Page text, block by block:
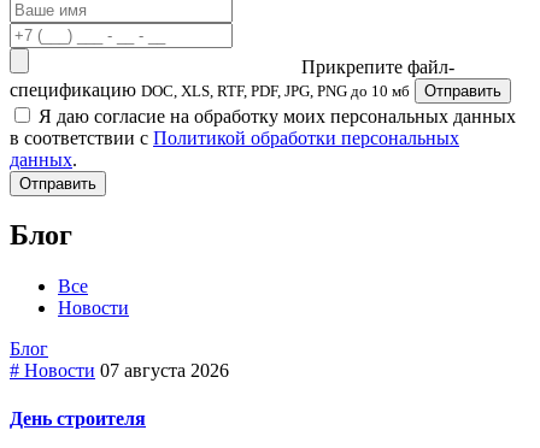
Прикрепите файл-
спецификацию DOC, XLS, RTF, PDF, JPG, PNG до 10 мб Отправить
Я даю согласие на обработку моих персональных данных
в соответствии с Политикой обработки персональных
данных.
Отправить
Блог
Все
Новости
Блог
# Новости 07 августа 2026
День строителя